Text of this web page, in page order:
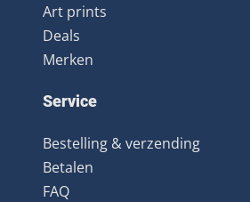
Art prints
Deals
Merken
Service
Bestelling & verzending
Betalen
FAQ